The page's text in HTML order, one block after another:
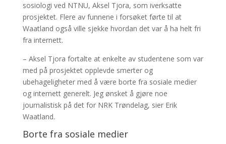
sosiologi ved NTNU, Aksel Tjora, som iverksatte
prosjektet. Flere av funnene i forsøket førte til at
Waatland også ville sjekke hvordan det var å ha helt fri
fra internett.
– Aksel Tjora fortalte at enkelte av studentene som var
med på prosjektet opplevde smerter og
ubehageligheter med å være borte fra sosiale medier
og internett generelt. Jeg ønsket å gjøre noe
journalistisk på det for NRK Trøndelag, sier Erik
Waatland.
Borte fra sosiale medier